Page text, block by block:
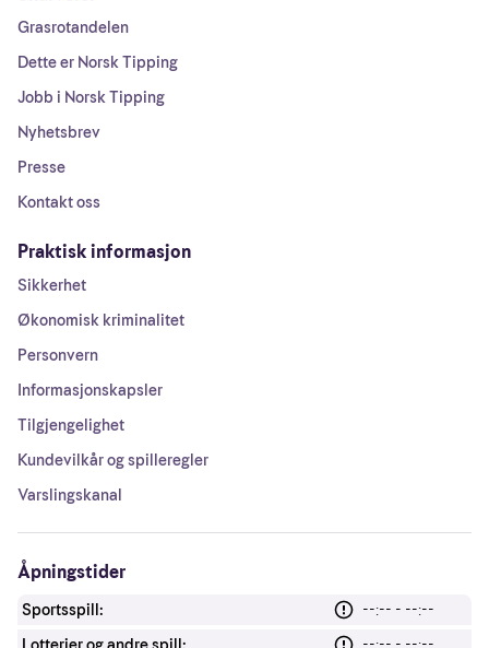
Grasrotandelen
Dette er Norsk Tipping
Jobb i Norsk Tipping
Nyhetsbrev
Presse
Kontakt oss
Praktisk informasjon
Sikkerhet
Økonomisk kriminalitet
Personvern
Informasjonskapsler
Tilgjengelighet
Kundevilkår og spilleregler
Varslingskanal
Åpningstider
Sportsspill:
--:-- - --:--